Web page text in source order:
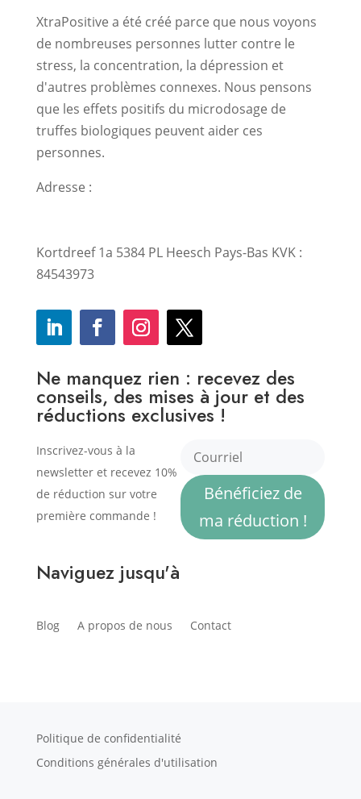
XtraPositive a été créé parce que nous voyons
de nombreuses personnes lutter contre le
stress, la concentration, la dépression et
d'autres problèmes connexes. Nous pensons
que les effets positifs du microdosage de
truffes biologiques peuvent aider ces
personnes.
Adresse :
Kortdreef 1a 5384 PL Heesch Pays-Bas KVK :
84543973
Ne manquez rien : recevez des
conseils, des mises à jour et des
réductions exclusives !
Inscrivez-vous à la
newsletter et recevez 10%
de réduction sur votre
première commande !
Bénéficiez de
ma réduction !
Naviguez jusqu'à
Blog A propos de nous Contact
Politique de confidentialité
Conditions générales d'utilisation